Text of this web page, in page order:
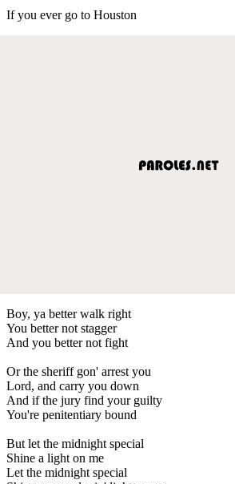
If you ever go to Houston
Boy, ya better walk right
You better not stagger
And you better not fight
Or the sheriff gon' arrest you
Lord, and carry you down
And if the jury find your guilty
You're penitentiary bound
But let the midnight special
Shine a light on me
Let the midnight special